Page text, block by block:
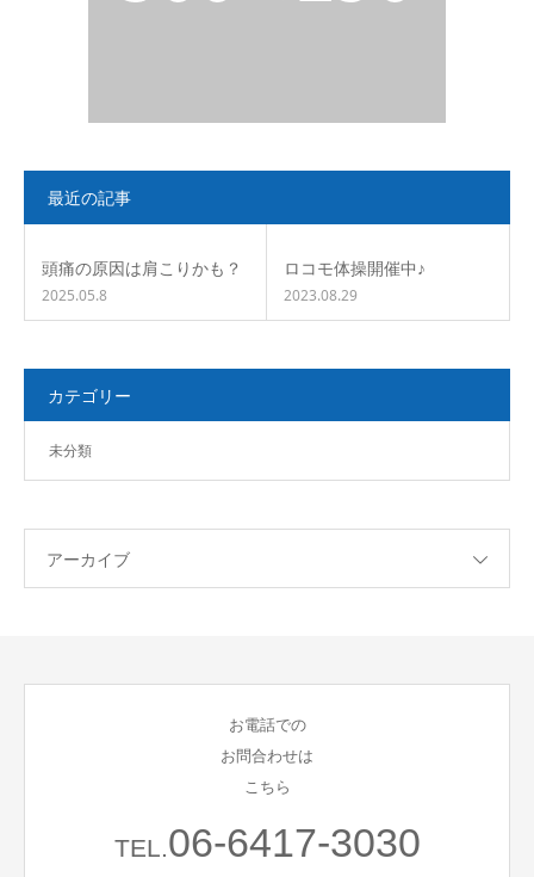
最近の記事
頭痛の原因は肩こりかも？
2025.05.8
ロコモ体操開催中♪
2023.08.29
カテゴリー
未分類
アーカイブ
お電話での
お問合わせは
こちら
TEL.06-6417-3030